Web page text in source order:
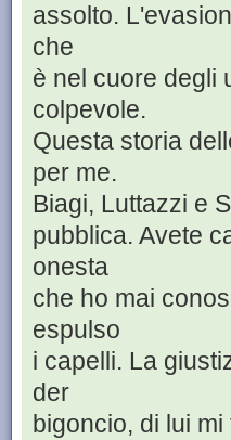
assolto.
che
è nel cuore degli
colpevole.
Questa storia
per me.
Biagi, Luttazzi e
pubblica. Avete
onesta
che ho mai
espulso
i capelli. La
der
bigoncio, di lui